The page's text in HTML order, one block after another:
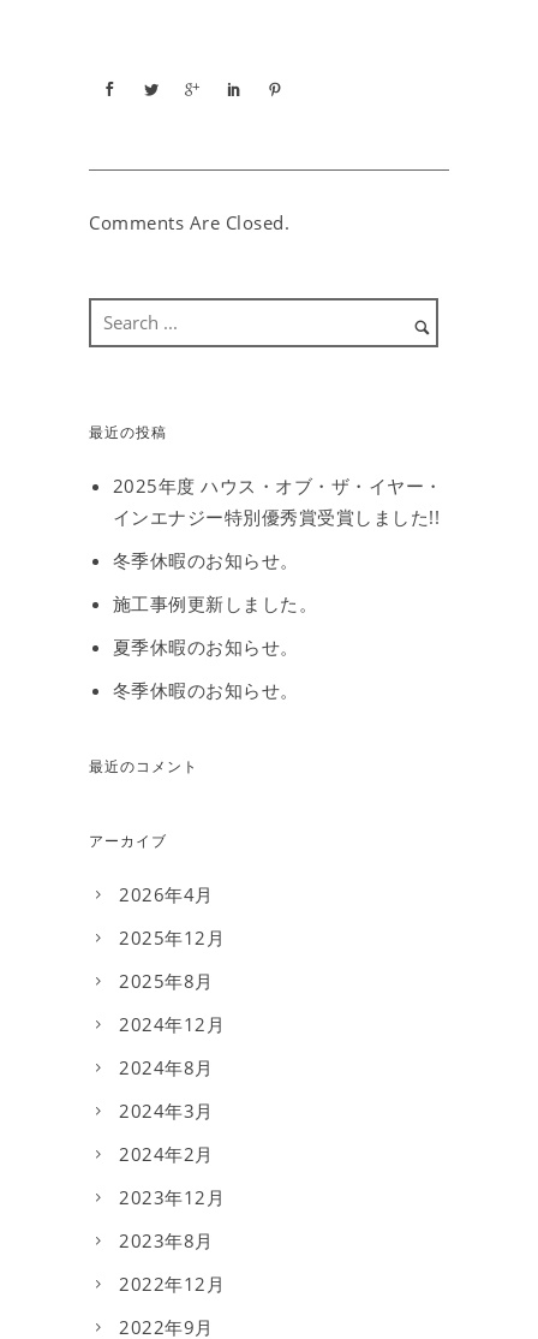
Comments Are Closed.
最近の投稿
2025年度 ハウス・オブ・ザ・イヤー・
インエナジー特別優秀賞受賞しました!!
冬季休暇のお知らせ。
施工事例更新しました。
夏季休暇のお知らせ。
冬季休暇のお知らせ。
最近のコメント
アーカイブ
2026年4月
2025年12月
2025年8月
2024年12月
2024年8月
2024年3月
2024年2月
2023年12月
2023年8月
2022年12月
2022年9月